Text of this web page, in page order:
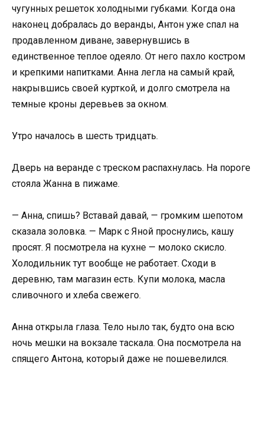
чугунных решеток холодными губками. Когда она
наконец добралась до веранды, Антон уже спал на
продавленном диване, завернувшись в
единственное теплое одеяло. От него пахло костром
и крепкими напитками. Анна легла на самый край,
накрывшись своей курткой, и долго смотрела на
темные кроны деревьев за окном.
Утро началось в шесть тридцать.
Дверь на веранде с треском распахнулась. На пороге
стояла Жанна в пижаме.
— Анна, спишь? Вставай давай, — громким шепотом
сказала золовка. — Марк с Яной проснулись, кашу
просят. Я посмотрела на кухне — молоко скисло.
Холодильник тут вообще не работает. Сходи в
деревню, там магазин есть. Купи молока, масла
сливочного и хлеба свежего.
Анна открыла глаза. Тело ныло так, будто она всю
ночь мешки на вокзале таскала. Она посмотрела на
спящего Антона, который даже не пошевелился.